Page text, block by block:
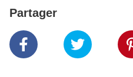
Partager